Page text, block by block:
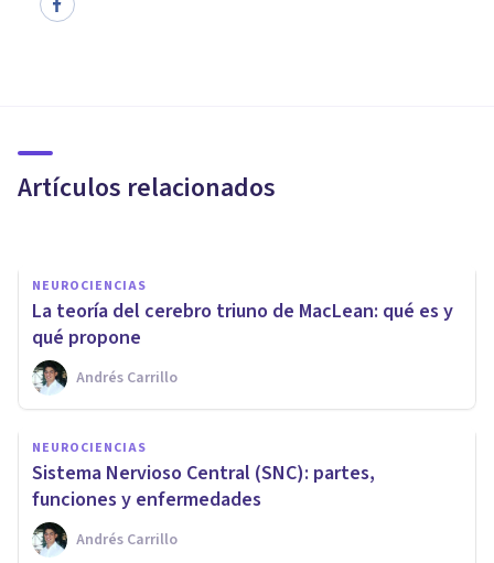
Artículos relacionados
patologías asociadas
NEUROCIENCIAS
La teoría del cerebro triuno de MacLean: qué es y
qué propone
Andrés Carrillo
NEUROCIENCIAS
Sistema Nervioso Central (SNC): partes,
funciones y enfermedades
Andrés Carrillo
​Vía mesolímbica (cerebro):
anatomía y funciones
Oscar Castillero Mimenza